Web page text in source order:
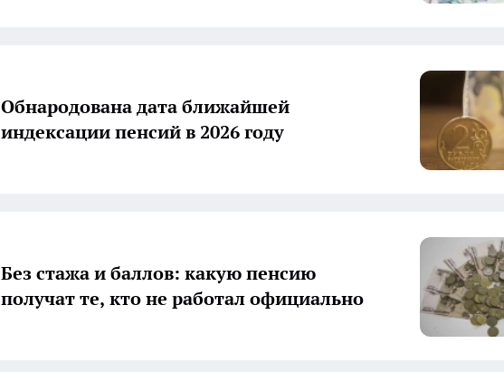
Обнародована дата ближайшей
индексации пенсий в 2026 году
Без стажа и баллов: какую пенсию
получат те, кто не работал официально